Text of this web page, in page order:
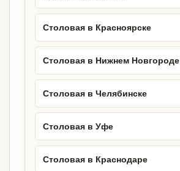
Столовая в Красноярске
Столовая в Нижнем Новгороде
Столовая в Челябинске
Столовая в Уфе
Столовая в Краснодаре